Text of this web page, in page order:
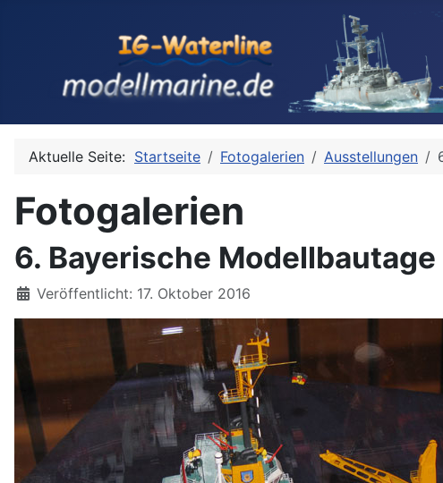
Aktuelle Seite: Startseite Fotogalerien Ausstellungen
Fotogalerien
6. Bayerische
Details
Veröffentlicht: 17. Oktober 2016